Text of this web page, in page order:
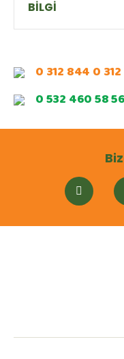
BİLGİ
0 312 844 0 312
0 532 460 58 56